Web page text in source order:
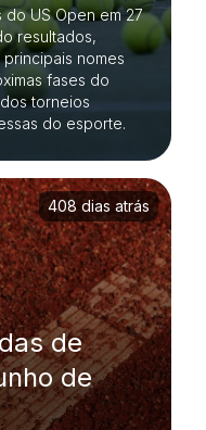
do US Open em 27
resultados,
nomes
fases do
torneios
do esporte.
de
de
408 dias atrás